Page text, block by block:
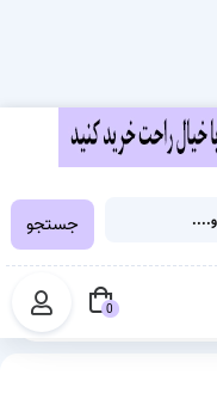
قاب جلو ال سی دی لپ تاپ (قاب B)
جستجو
0